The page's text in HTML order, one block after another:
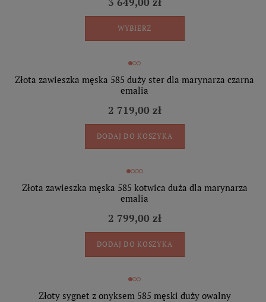
WYBIERZ
Złota zawieszka męska 585 duży ster dla marynarza czarna
emalia
2 719,00 zł
DODAJ DO KOSZYKA
Złota zawieszka męska 585 kotwica duża dla marynarza
emalia
2 799,00 zł
DODAJ DO KOSZYKA
Złoty sygnet z onyksem 585 męski duży owalny